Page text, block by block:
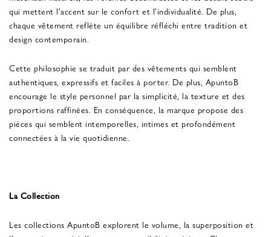
qui mettent l'accent sur le confort et l'individualité. De plus,
chaque vêtement reflète un équilibre réfléchi entre tradition et
design contemporain.
Cette philosophie se traduit par des vêtements qui semblent
authentiques, expressifs et faciles à porter. De plus, ApuntoB
encourage le style personnel par la simplicité, la texture et des
proportions raffinées. En conséquence, la marque propose des
pièces qui semblent intemporelles, intimes et profondément
connectées à la vie quotidienne.
La Collection
Les collections ApuntoB explorent le volume, la superposition et